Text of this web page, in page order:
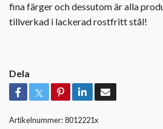
fina färger och dessutom är alla
tillverkad i lackerad rostfritt stål!
Dela
Artikelnummer:8012221x